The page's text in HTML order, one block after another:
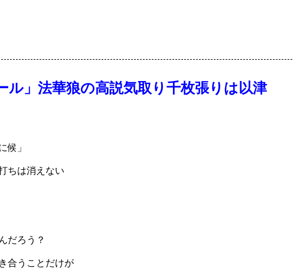
」法華狼の高説気取り千枚張りは以津
候」
ちは消えない
だろう？
合うことだけが